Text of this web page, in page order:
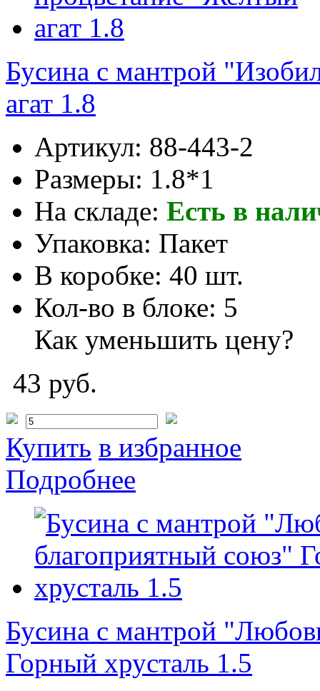
Бусина с мантрой
агат 1.8
Артикул: 88-443-2
Размеры: 1.8*1
На складе: Есть в
Упаковка: Пакет
В коробке: 40 шт.
Кол-во в блоке: 5
Как уменьшить цену?
43 руб.
Купить в избранное
Подробнее
Бусина с мантрой
Горный хрусталь 1.5